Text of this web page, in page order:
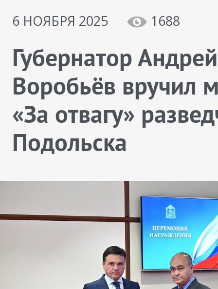
6 НОЯБРЯ 2025
1688
Губернатор Андрей
Воробьёв вручил
«За отвагу»
Подольска